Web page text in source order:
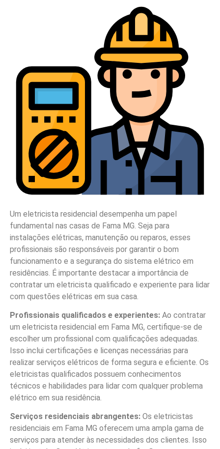
Um eletricista residencial desempenha um papel
fundamental nas casas de Fama MG. Seja para
instalações elétricas, manutenção ou reparos, esses
profissionais são responsáveis por garantir o bom
funcionamento e a segurança do sistema elétrico em
residências. É importante destacar a importância de
contratar um eletricista qualificado e experiente para lidar
com questões elétricas em sua casa.
Profissionais qualificados e experientes: Ao contratar
um eletricista residencial em Fama MG, certifique-se de
escolher um profissional com qualificações adequadas.
Isso inclui certificações e licenças necessárias para
realizar serviços elétricos de forma segura e eficiente. Os
eletricistas qualificados possuem conhecimentos
técnicos e habilidades para lidar com qualquer problema
elétrico em sua residência.
Serviços residenciais abrangentes: Os eletricistas
residenciais em Fama MG oferecem uma ampla gama de
serviços para atender às necessidades dos clientes. Isso